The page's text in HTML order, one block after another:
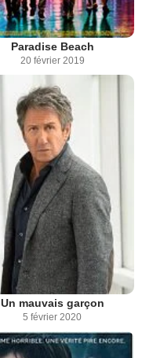
Paradise Beach
20 février 2019
Un mauvais garçon
5 février 2020